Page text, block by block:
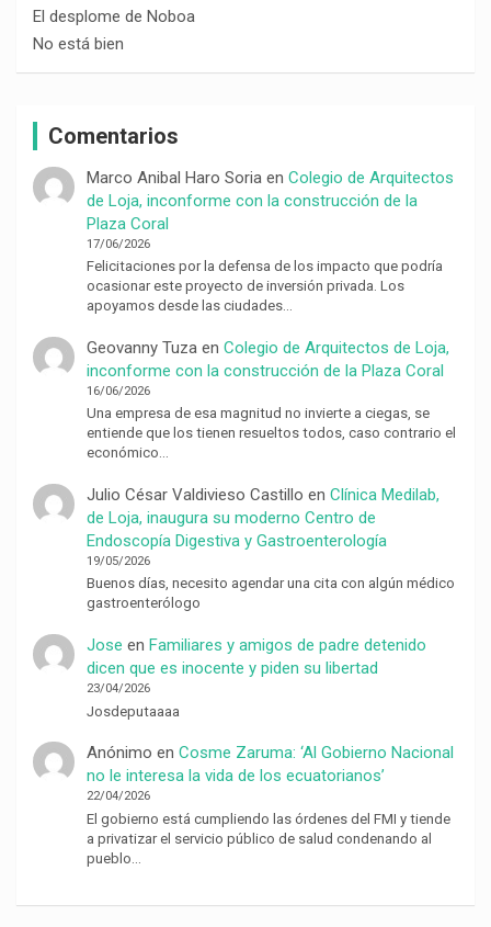
El desplome de Noboa
No está bien
Comentarios
Marco Anibal Haro Soria en Colegio de Arquitectos
de Loja, inconforme con la construcción de la
Plaza Coral
17/06/2026
Felicitaciones por la defensa de los impacto que podría
ocasionar este proyecto de inversión privada. Los
apoyamos desde las ciudades…
Geovanny Tuzaen Colegio de Arquitectos de Loja,
inconforme con la construcción de la Plaza Coral
16/06/2026
Una empresa de esa magnitud no invierte a ciegas, se
entiende que los tienen resueltos todos, caso contrario el
económico…
Julio César Valdivieso Castillo en Clínica Medilab,
de Loja, inaugura su moderno Centro de
Endoscopía Digestiva y Gastroenterología
19/05/2026
Buenos días, necesito agendar una cita con algún médico
gastroenterólogo
Jose en Familiares y amigos de padre detenido
dicen que es inocente y piden su libertad
23/04/2026
Josdeputaaaa
Anónimo en Cosme Zaruma: ‘Al Gobierno Nacional
no le interesa la vida de los ecuatorianos’
22/04/2026
El gobierno está cumpliendo las órdenes del FMI y tiende
a privatizar el servicio público de salud condenando al
pueblo…